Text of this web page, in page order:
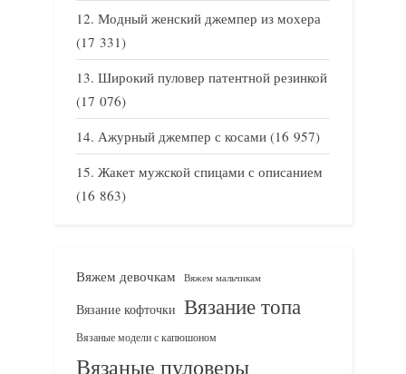
Модный женский джемпер из мохера
(17 331)
Широкий пуловер патентной резинкой
(17 076)
Ажурный джемпер с косами (16 957)
Жакет мужской спицами с описанием
(16 863)
Вяжем девочкам Вяжем мальчикам
Вязание кофточки Вязание топа
Вязаные модели с капюшоном
Вязаные пуловеры